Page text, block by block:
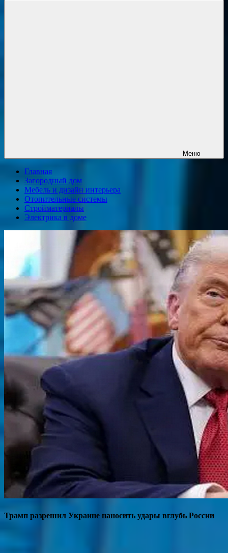
Меню
Главная
Загородный дом
Мебель и дизайн интерьера
Отопительные системы
Стройматериалы
Электрика в доме
Трамп разрешил Украине наносить удары вглубь России